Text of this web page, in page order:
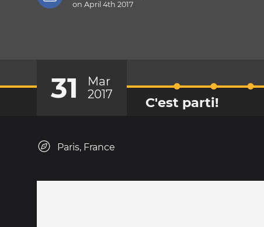
on April 4th 2017
31
Mar
2017
C'est parti!
Paris, France